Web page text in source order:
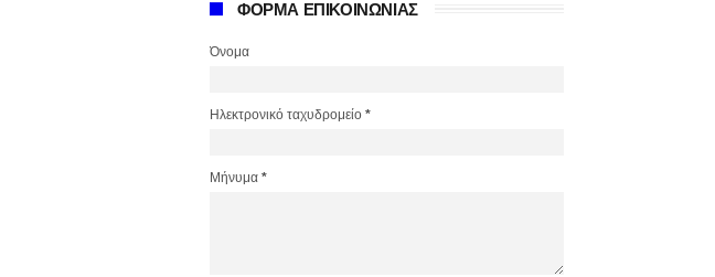
ΦΟΡΜΑ ΕΠΙΚΟΙΝΩΝΙΑΣ
Όνομα
Ηλεκτρονικό ταχυδρομείο *
Μήνυμα *